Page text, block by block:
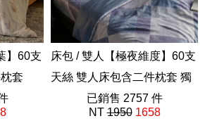
】60支
套
床包 / 雙人【極夜維度】60支
天絲 雙人床包含二件枕套 獨
家設計 FORME
202605新品
已銷售 2757 件
NT1950 1658